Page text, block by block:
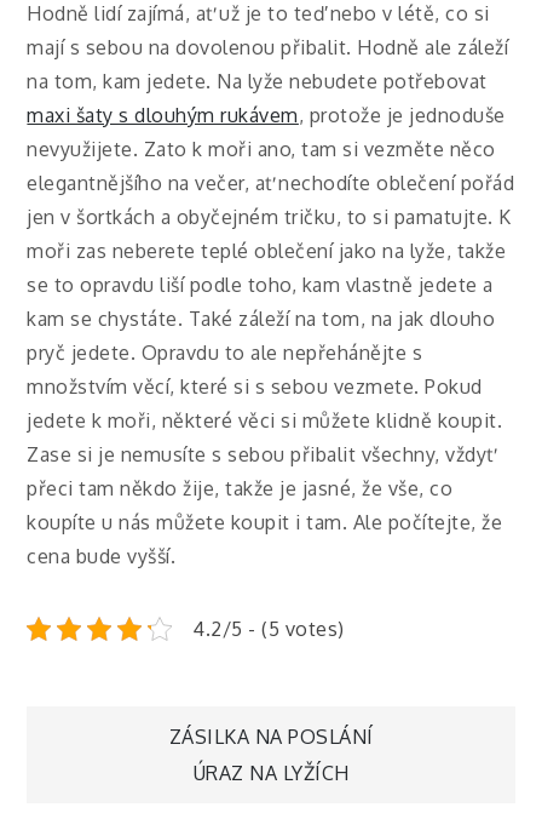
Hodně lidí zajímá, ať už je to teď nebo v létě, co si
mají s sebou na dovolenou přibalit. Hodně ale záleží
na tom, kam jedete. Na lyže nebudete potřebovat
maxi šaty s dlouhým rukávem, protože je jednoduše
nevyužijete. Zato k moři ano, tam si vezměte něco
elegantnějšího na večer, ať nechodíte oblečení pořád
jen v šortkách a obyčejném tričku, to si pamatujte. K
moři zas neberete teplé oblečení jako na lyže, takže
se to opravdu liší podle toho, kam vlastně jedete a
kam se chystáte. Také záleží na tom, na jak dlouho
pryč jedete. Opravdu to ale nepřehánějte s
množstvím věcí, které si s sebou vezmete. Pokud
jedete k moři, některé věci si můžete klidně koupit.
Zase si je nemusíte s sebou přibalit všechny, vždyť
přeci tam někdo žije, takže je jasné, že vše, co
koupíte u nás můžete koupit i tam. Ale počítejte, že
cena bude vyšší.
4.2/5 - (5 votes)
Navigace
ZÁSILKA NA POSLÁNÍ
ÚRAZ NA LYŽÍCH